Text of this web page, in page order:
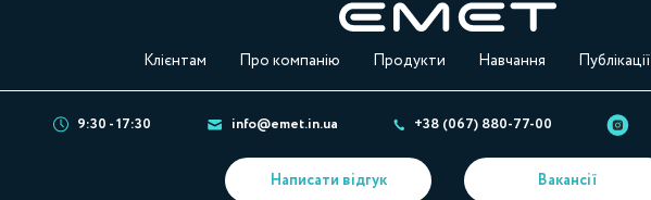
Клієнтам Про компанію Продукти Навчання Публікації
9:30 - 17:30 info@emet.in.ua +38 (067) 880-77-00
Написати відгук Вакансії